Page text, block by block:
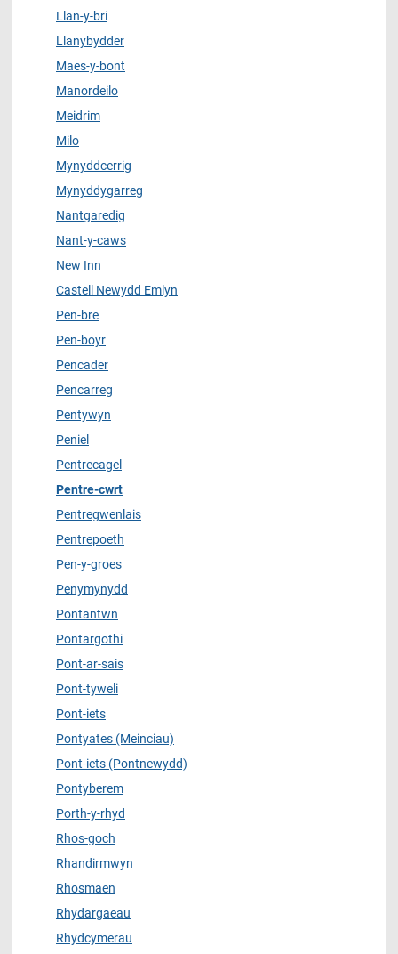
Llan-y-bri
Llanybydder
Maes-y-bont
Manordeilo
Meidrim
Milo
Mynyddcerrig
Mynyddygarreg
Nantgaredig
Nant-y-caws
New Inn
Castell Newydd Emlyn
Pen-bre
Pen-boyr
Pencader
Pencarreg
Pentywyn
Peniel
Pentrecagel
Pentre-cwrt
Pentregwenlais
Pentrepoeth
Pen-y-groes
Penymynydd
Pontantwn
Pontargothi
Pont-ar-sais
Pont-tyweli
Pont-iets
Pontyates (Meinciau)
Pont-iets (Pontnewydd)
Pontyberem
Porth-y-rhyd
Rhos-goch
Rhandirmwyn
Rhosmaen
Rhydargaeau
Rhydcymerau